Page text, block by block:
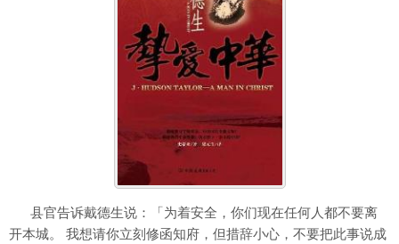
县官告诉戴德生说：「为着安全，你们现在任何人都不要离
开本城。 我想请你立刻修函知府，但措辞小心，不要把此事说成